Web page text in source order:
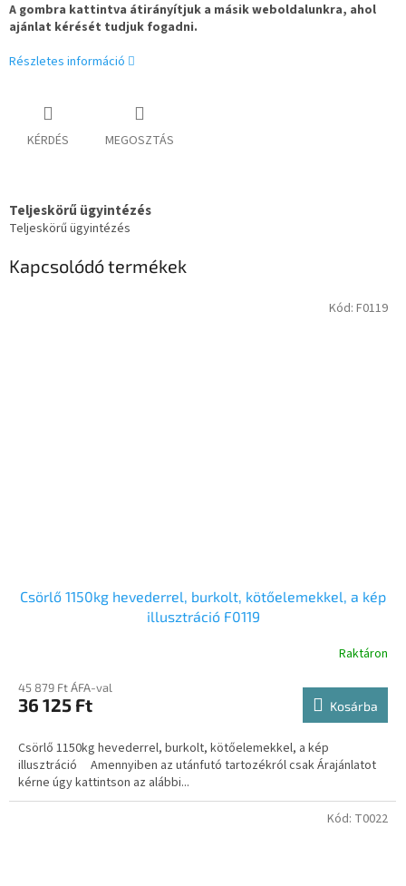
A gombra kattintva átirányítjuk a másik weboldalunkra, ahol
ajánlat kérését tudjuk fogadni.
Részletes információ
KÉRDÉS MEGOSZTÁS
Teljeskörű ügyintézés
Teljeskörű ügyintézés
Kapcsolódó termékek
Csörlő 1150kg hevederrel, burkolt, kötőelemekkel, a kép
illusztráció F0119
Raktáron
45 879 Ft ÁFA-val
36 125 Ft Kosárba
Csörlő 1150kg hevederrel, burkolt, kötőelemekkel, a kép
illusztráció Amennyiben az utánfutó tartozékról csak Árajánlatot
kérne úgy kattintson az alábbi...
Kód: F0119
Kód: T0022